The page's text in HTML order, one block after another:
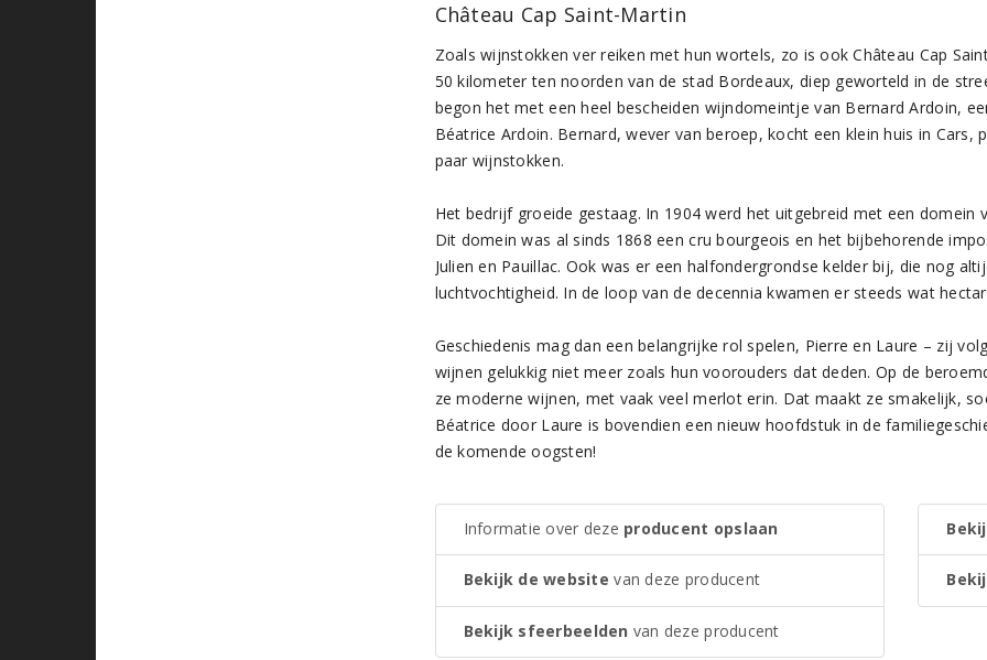
Château Cap Saint-Martin
Zoals wijnstokken ver reiken met hun wortels, zo is ook Château Cap
50 kilometer ten noorden van de stad Bordeaux, diep geworteld in de
begon het met een heel bescheiden wijndomeintje van Bernard Ardoin,
Béatrice Ardoin. Bernard, wever van beroep, kocht een klein huis in
paar wijnstokken.
Het bedrijf groeide gestaag. In 1904 werd het uitgebreid met een domein
Dit domein was al sinds 1868 een cru bourgeois en het bijbehorende
Julien en Pauillac. Ook was er een halfondergrondse kelder bij, die nog
luchtvochtigheid. In de loop van de decennia kwamen er steeds wat
Geschiedenis mag dan een belangrijke rol spelen, Pierre en Laure – zij
wijnen gelukkig niet meer zoals hun voorouders dat deden. Op de
ze moderne wijnen, met vaak veel merlot erin. Dat maakt ze smakelijk,
Béatrice door Laure is bovendien een nieuw hoofdstuk in de
de komende oogsten!
Informatie over deze producent opslaan
Bekijk de website van deze producent
Bekijk sfeerbeelden van deze producent